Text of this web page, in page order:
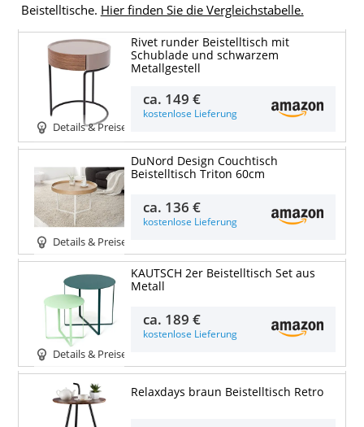
Beistelltische. Hier finden Sie die Vergleichstabelle.
Details & Preise
Rivet runder Beistelltisch mit
Schublade und schwarzem
Metallgestell
ca. 149 €
kostenlose Lieferung
Details & Preise
DuNord Design Couchtisch
Beistelltisch Triton 60cm
ca. 136 €
kostenlose Lieferung
Details & Preise
KAUTSCH 2er Beistelltisch Set aus
Metall
ca. 189 €
kostenlose Lieferung
Relaxdays braun Beistelltisch Retro